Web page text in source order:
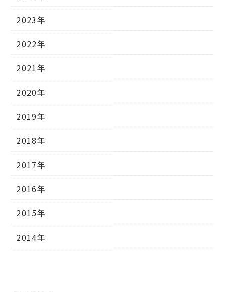
2023年
2022年
2021年
2020年
2019年
2018年
2017年
2016年
2015年
2014年